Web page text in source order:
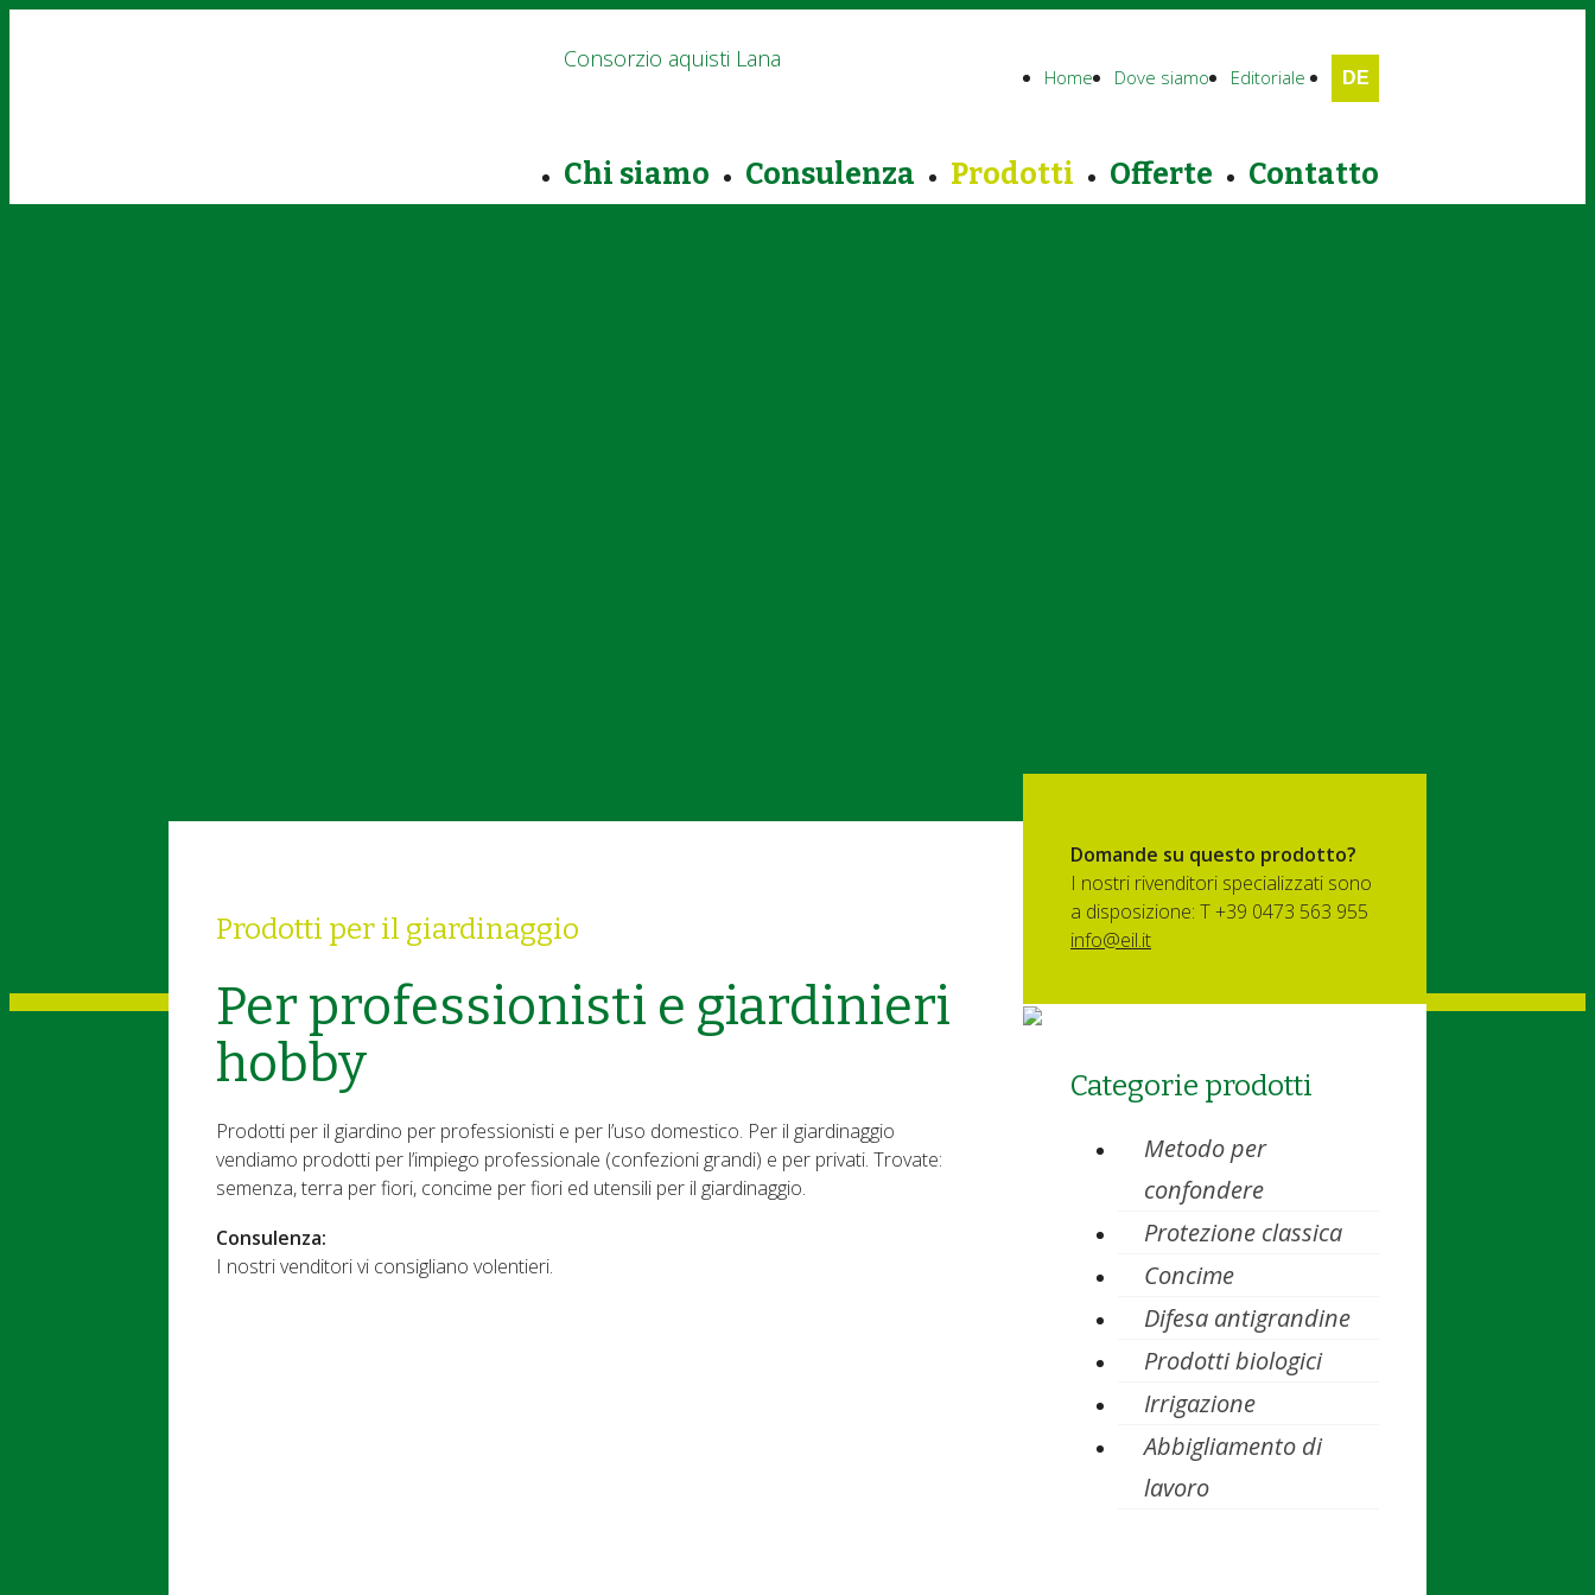
Chi siamo Consulenza Prodotti Offerte Contatto
Consorzio aquisti Lana
Home Dove siamo Editoriale DE
Domande su questo prodotto?
I nostri rivenditori specializzati sono
a disposizione: T +39 0473 563 955
info@eil.it
Categorie prodotti
Metodo per
confondere
Protezione classica
Concime
Difesa antigrandine
Prodotti biologici
Irrigazione
Abbigliamento di
lavoro
Prodotti per il giardinaggio
Per professionisti e giardinieri
hobby
Prodotti per il giardino per professionisti e per l’uso domestico. Per il giardinaggio
vendiamo prodotti per l’impiego professionale (confezioni grandi) e per privati. Trovate:
semenza, terra per fiori, concime per fiori ed utensili per il giardinaggio.
Consulenza:
I nostri venditori vi consigliano volentieri.